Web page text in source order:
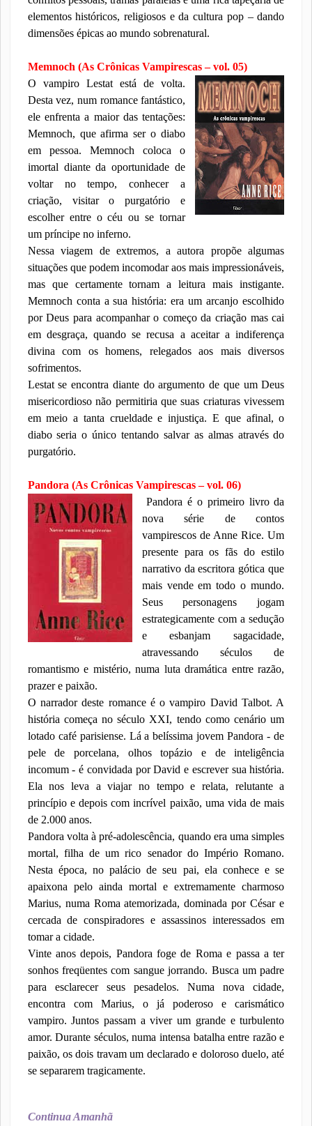
elementos históricos, religiosos e da cultura pop – dando
dimensões épicas ao mundo sobrenatural.
Memnoch (As Crônicas Vampirescas – vol. 05)
O vampiro Lestat está de volta.
Desta vez, num romance fantástico,
ele enfrenta a maior das tentações:
Memnoch, que afirma ser o diabo
em pessoa. Memnoch coloca o
imortal diante da oportunidade de
voltar no tempo, conhecer a
criação, visitar o purgatório e
escolher entre o céu ou se tornar
um príncipe no inferno.
Nessa viagem de extremos, a autora propõe algumas
situações que podem incomodar aos mais impressionáveis,
mas que certamente tornam a leitura mais instigante.
Memnoch conta a sua história: era um arcanjo escolhido
por Deus para acompanhar o começo da criação mas cai
em desgraça, quando se recusa a aceitar a indiferença
divina com os homens, relegados aos mais diversos
sofrimentos.
Lestat se encontra diante do argumento de que um Deus
misericordioso não permitiria que suas criaturas vivessem
em meio a tanta crueldade e injustiça. E que afinal, o
diabo seria o único tentando salvar as almas através do
purgatório.
Pandora (As Crônicas Vampirescas – vol. 06)
Pandora é o primeiro livro da
nova série de contos
vampirescos de Anne Rice. Um
presente para os fãs do estilo
narrativo da escritora gótica que
mais vende em todo o mundo.
Seus personagens jogam
estrategicamente com a sedução
e esbanjam sagacidade,
atravessando séculos de
romantismo e mistério, numa luta dramática entre razão,
prazer e paixão.
O narrador deste romance é o vampiro David Talbot. A
história começa no século XXI, tendo como cenário um
lotado café parisiense. Lá a belíssima jovem Pandora - de
pele de porcelana, olhos topázio e de inteligência
incomum - é convidada por David e escrever sua história.
Ela nos leva a viajar no tempo e relata, relutante a
princípio e depois com incrível paixão, uma vida de mais
de 2.000 anos.
Pandora volta à pré-adolescência, quando era uma simples
mortal, filha de um rico senador do Império Romano.
Nesta época, no palácio de seu pai, ela conhece e se
apaixona pelo ainda mortal e extremamente charmoso
Marius, numa Roma atemorizada, dominada por César e
cercada de conspiradores e assassinos interessados em
tomar a cidade.
Vinte anos depois, Pandora foge de Roma e passa a ter
sonhos freqüentes com sangue jorrando. Busca um padre
para esclarecer seus pesadelos. Numa nova cidade,
encontra com Marius, o já poderoso e carismático
vampiro. Juntos passam a viver um grande e turbulento
amor. Durante séculos, numa intensa batalha entre razão e
paixão, os dois travam um declarado e doloroso duelo, até
se separarem tragicamente.
Continua Amanhã